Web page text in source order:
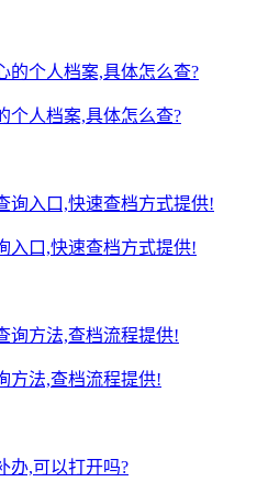
个人档案,具体怎么查?
入口,快速查档方式提供!
方法,查档流程提供!